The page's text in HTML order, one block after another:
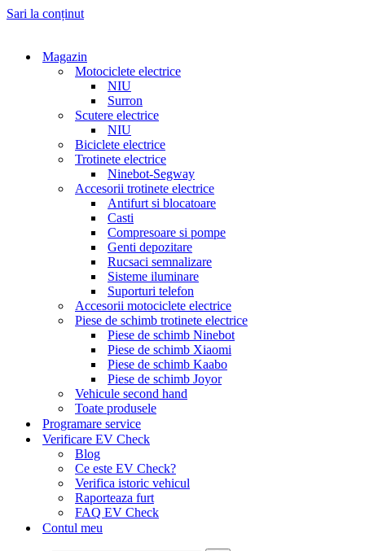
Sari la conținut
Magazin
Motociclete electrice
NIU
Surron
Scutere electrice
NIU
Biciclete electrice
Trotinete electrice
Ninebot-Segway
Accesorii trotinete electrice
Antifurt si blocatoare
Casti
Compresoare si pompe
Genti depozitare
Rucsaci semnalizare
Sisteme iluminare
Suporturi telefon
Accesorii motociclete electrice
Piese de schimb trotinete electrice
Piese de schimb Ninebot
Piese de schimb Xiaomi
Piese de schimb Kaabo
Piese de schimb Joyor
Vehicule second hand
Toate produsele
Programare service
Verificare EV Check
Blog
Ce este EV Check?
Verifica istoric vehicul
Raporteaza furt
FAQ EV Check
Contul meu